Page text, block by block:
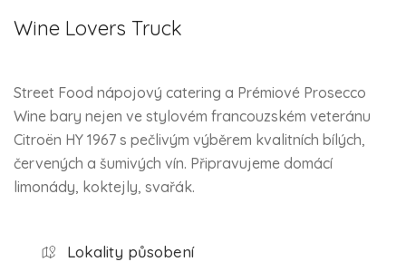
Wine Lovers Truck
Street Food nápojový catering a Prémiové Prosecco
Wine bary nejen ve stylovém francouzském veteránu
Citroën HY 1967 s pečlivým výběrem kvalitních bílých,
červených a šumivých vín. Připravujeme domácí
limonády, koktejly, svařák.
Lokality působení